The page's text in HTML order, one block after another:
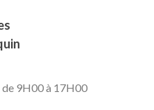
9H00 à 17H00